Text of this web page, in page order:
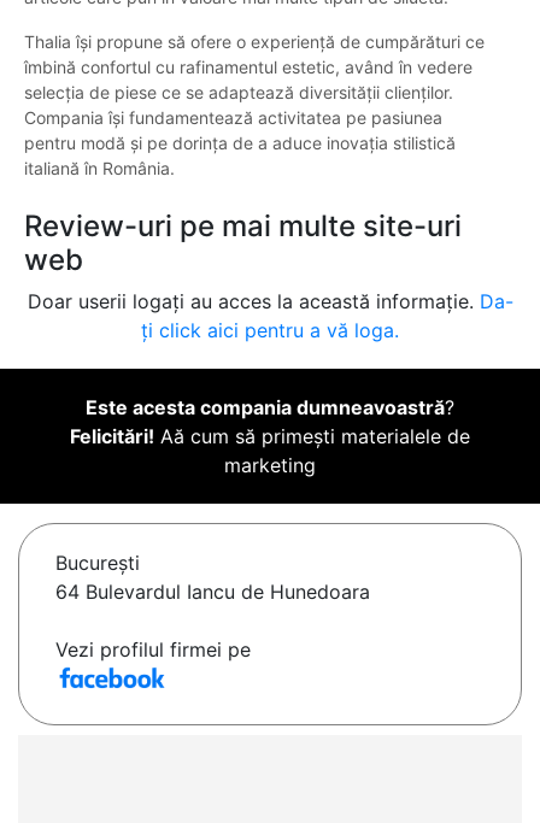
Thalia își propune să ofere o experiență de cumpărături ce
îmbină confortul cu rafinamentul estetic, având în vedere
selecția de piese ce se adaptează diversității clienților.
Compania își fundamentează activitatea pe pasiunea
pentru modă și pe dorința de a aduce inovația stilistică
italiană în România.
Review-uri pe mai multe site-uri
web
Doar userii logați au acces la această informație. Da-
ți click aici pentru a vă loga.
Este acesta compania dumneavoastră?
Felicitări! Aă cum să primești materialele de
marketing
Bucureşti
64 Bulevardul Iancu de Hunedoara
Vezi profilul firmei pe